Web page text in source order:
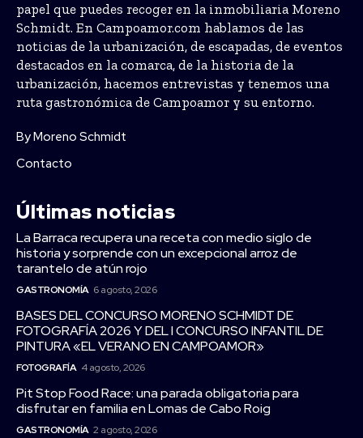
papel que puedes recoger en la inmobiliaria Moreno
Schmidt. En Campoamor.com hablamos de las
noticias de la urbanización, de escapadas, de eventos
destacados en la comarca, de la historia de la
urbanización, hacemos entrevistas y tenemos una
ruta gastronómica de Campoamor y su entorno.
By Moreno Schmidt
Contacto
Últimas noticias
La Barraca recupera una receta con medio siglo de
historia y sorprende con un excepcional arroz de
tarantelo de atún rojo
GASTRONOMÍA 6 agosto, 2026
BASES DEL CONCURSO MORENO SCHMIDT DE
FOTOGRAFÍA 2026 Y DEL I CONCURSO INFANTIL DE
PINTURA «EL VERANO EN CAMPOAMOR»
FOTOGRAFÍA 4 agosto, 2026
Pit Stop Food Race: una parada obligatoria para
disfrutar en familia en Lomas de Cabo Roig
GASTRONOMÍA 2 agosto, 2026